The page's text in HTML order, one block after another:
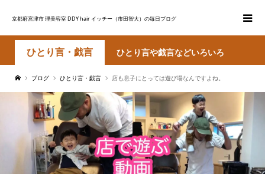
京都府宮津市 理美容室 DDY hair イッチー（市田智大）の毎日ブログ
ひとり言・戯言 ひとり言や戯言などいろいろ
ブログ ひとり言・戯言 店も息子にとっては遊び場なんですよね。